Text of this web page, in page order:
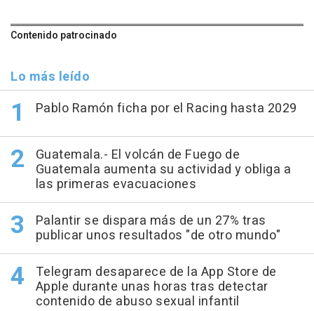
Contenido patrocinado
Lo más leído
Pablo Ramón ficha por el Racing hasta 2029
Guatemala.- El volcán de Fuego de
Guatemala aumenta su actividad y obliga a
las primeras evacuaciones
Palantir se dispara más de un 27% tras
publicar unos resultados "de otro mundo"
Telegram desaparece de la App Store de
Apple durante unas horas tras detectar
contenido de abuso sexual infantil